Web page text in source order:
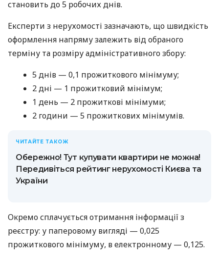
становить до 5 робочих днів.
Експерти з нерухомості зазначають, що швидкість
оформлення напряму залежить від обраного
терміну та розміру адміністративного збору:
5 днів — 0,1 прожиткового мінімуму;
2 дні — 1 прожитковий мінімум;
1 день — 2 прожиткові мінімуми;
2 години — 5 прожиткових мінімумів.
ЧИТАЙТЕ ТАКОЖ
Обережно! Тут купувати квартири не можна!
Передивіться рейтинг нерухомості Києва та
України
Окремо сплачується отримання інформації з
реєстру: у паперовому вигляді — 0,025
прожиткового мінімуму, в електронному — 0,125.